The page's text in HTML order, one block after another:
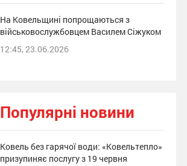
На Ковельщині попрощаються з
військовослужбовцем Василем Сіжуком
12:45, 23.06.2026
Популярні новини
Ковель без гарячої води: «Ковельтепло»
призупиняє послугу з 19 червня